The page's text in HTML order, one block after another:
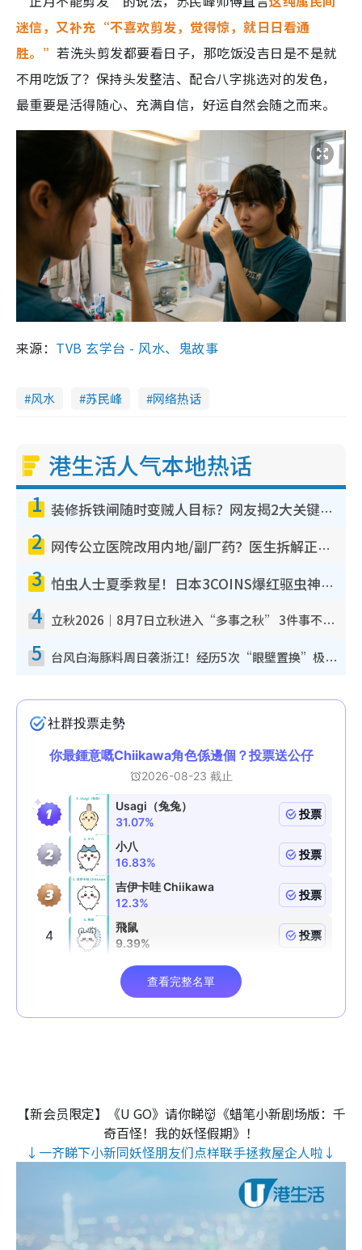
迷信，又补充“不喜欢剪发，觉得惊，就日日看通
胜。”若洗头剪发都要看日子，那吃饭没吉日是不是就
不用吃饭了？保持头发整洁、配合八字挑选对的发色，
最重要是活得随心、充满自信，好运自然会随之而来。
来源： TVB 玄学台 - 风水、鬼故事
风水 苏民峰 网络热话
港生活人气本地热话
1 装修拆铁闸随时变贼人目标？网友揭2大关键用途：装新款等于白装？附新旧铁闸分别
2 网传公立医院改用内地/副厂药？医生拆解正副厂分别，揭4类人换药随时出事
3 怕虫人士夏季救星！日本3COINS爆红驱虫神器$45起 1招“全程免触碰”轻松搞定小强
4 立秋2026｜8月7日立秋进入“多事之秋” 3件事不可做！专家教6招开运 清杂物／钱包纳气接好运
5 台风白海豚料周日袭浙江！经历5次“眼壁置换”极罕见 成登陆内地最长途台风
【新会员限定】《U GO》请你睇👹《蜡笔小新剧场版：千
奇百怪！我的妖怪假期》！
↓一齐睇下小新同妖怪朋友们点样联手拯救屋企人啦↓